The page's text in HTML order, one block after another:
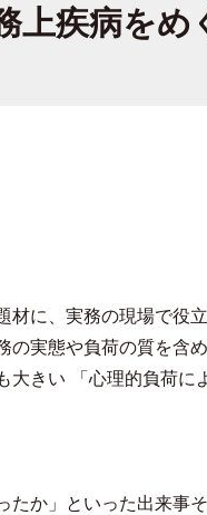
上疾病をめ
に、実務の現場で役
実態や負荷の質を含
きい 「心理的負荷に
か」といった出来事